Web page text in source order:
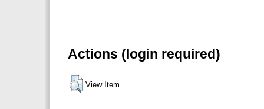
Actions (login required)
View Item